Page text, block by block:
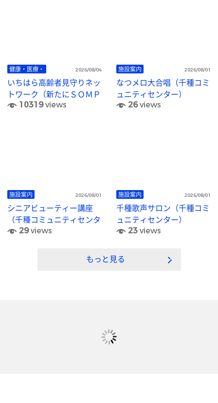
健康・医療・ 2026/08/04
いちはら高齢者見守りネッ
トワーク（新たにＳＯＭＰ
Ｏケア株式会社が協力事業
10319views
施設案内 2026/08/01
なつメロ大合唱（千種コミ
ュニティセンター）
26views
施設案内 2026/08/01
シニアビューティー講座
（千種コミュニティセンタ
ー）29views
施設案内 2026/08/01
千種歌声サロン（千種コミ
ュニティセンター）
23views
もっと見る